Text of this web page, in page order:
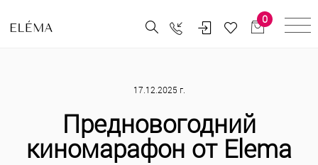
0
17.12.2025 г.
Предновогодний
киномарафон от Elema